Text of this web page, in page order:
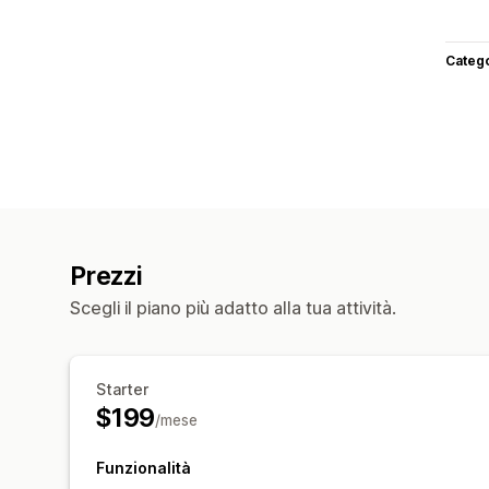
Prezzi
Scegli il piano più adatto alla tua attività.
Starter
$199/mese
Funzionalità